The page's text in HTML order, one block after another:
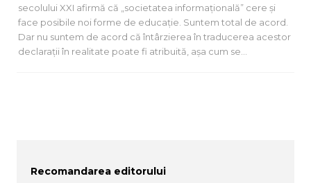
secolului XXI afirmă că „societatea informațională” cere și
face posibile noi forme de educație. Suntem total de acord.
Dar nu suntem de acord că întârzierea în traducerea acestor
declarații în realitate poate fi atribuită, așa cum se…
Recomandarea editorului